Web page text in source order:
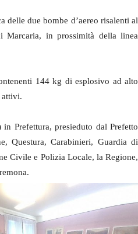
due bombe d’aereo risalenti al
in prossimità della linea
144 kg di esplosivo ad alto
attivi.
Prefettura, presieduto dal Prefetto
Questura, Carabinieri, Guardia di
Civile e Polizia Locale, la Regione,